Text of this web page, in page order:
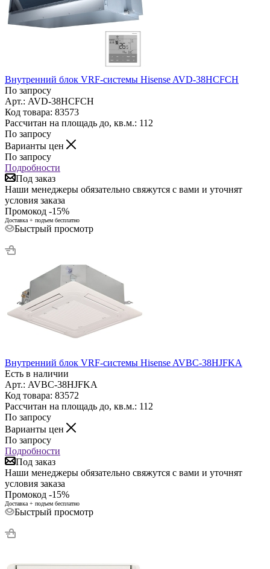
Внутренний блок VRF-системы Hisense AVD-38HCFCH
По запросу
Арт.: AVD-38HCFCH
Код товара: 83573
Рассчитан на площадь до, кв.м.: 112
По запросу
Варианты цен
По запросу
Подробности
Под заказ
Наши менеджеры обязательно свяжутся с вами и уточнят
условия заказа
Промокод -15%
Доставка + подъем бесплатно
Быстрый просмотр
Внутренний блок VRF-системы Hisense AVBC-38HJFKA
Есть в наличии
Арт.: AVBC-38HJFKA
Код товара: 83572
Рассчитан на площадь до, кв.м.: 112
По запросу
Варианты цен
По запросу
Подробности
Под заказ
Наши менеджеры обязательно свяжутся с вами и уточнят
условия заказа
Промокод -15%
Доставка + подъем бесплатно
Быстрый просмотр